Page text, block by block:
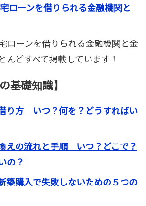
ローンを借りられる金融機関と
ローンを借りられる金融機関と金
んどすべて掲載しています！
基礎知識】
り方 いつ？何を？どうすればい
えの流れと手順 いつ？どこで？
の？
築購入で失敗しないための５つの